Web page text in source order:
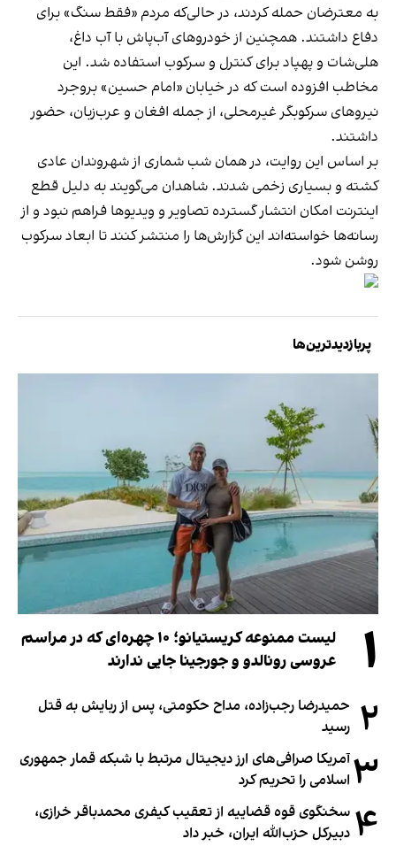
به معترضان حمله کردند، در حالی‌که مردم «فقط سنگ» برای
دفاع داشتند. همچنین از خودروهای آب‌پاش با آب داغ،
هلی‌شات و پهپاد برای کنترل و سرکوب استفاده شد. این
مخاطب افزوده است که در خیابان «امام حسین» بروجرد
نیروهای سرکوبگر غیرمحلی، از جمله افغان و عرب‌زبان، حضور
داشتند.
بر اساس این روایت، در همان شب شماری از شهروندان عادی
کشته و بسیاری زخمی شدند. شاهدان می‌گویند به دلیل قطع
اینترنت امکان انتشار گسترده تصاویر و ویدیوها فراهم نبود و از
رسانه‌ها خواسته‌اند این گزارش‌ها را منتشر کنند تا ابعاد سرکوب
روشن شود.
پربازدیدترین‌ها
۱
لیست ممنوعه کریستیانو؛ ۱۰ چهره‌ای که در مراسم
عروسی رونالدو و جورجینا جایی ندارند
۲ حمیدرضا رجب‌زاده، مداح حکومتی، پس از ربایش به قتل
رسید
۳آمریکا صرافی‌های ارز دیجیتال مرتبط با شبکه قمار جمهوری
اسلامی را تحریم کرد
۴ سخنگوی قوه قضاییه از تعقیب کیفری محمدباقر خرازی،
دبیر‌کل حزب‌الله ایران، خبر داد